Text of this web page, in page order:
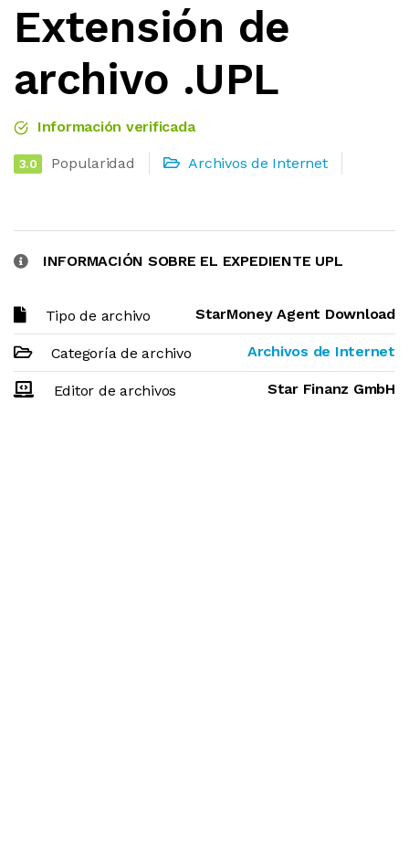
Extensión de
archivo .UPL
Información verificada
3.0 Popularidad Archivos de Internet
INFORMACIÓN SOBRE EL EXPEDIENTE UPL
Tipo de archivo StarMoney Agent Download
Categoría de archivo Archivos de Internet
Editor de archivos Star Finanz GmbH